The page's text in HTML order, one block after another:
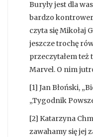
Buryły jest dla
bardzo
czyta się Mikołaj
jeszcze trochę
przeczytałem
Marvel. O nim
[1] Jan Błoński,
„Tygodnik
[2] Katarzyna
zawahamy się jej